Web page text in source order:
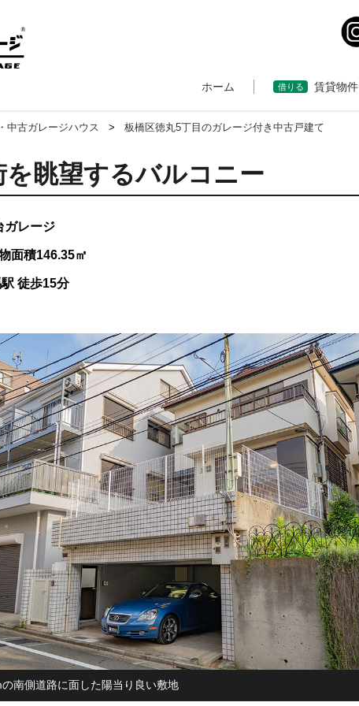
ホーム 借りる 賃貸物件
中古ガレージハウス 板橋区徳丸5丁目のガレージ付き中古戸建て
を眺望するバルコニー
ガレージ
面積146.35㎡
徒歩15分
南側道路に面した陽当り良い敷地